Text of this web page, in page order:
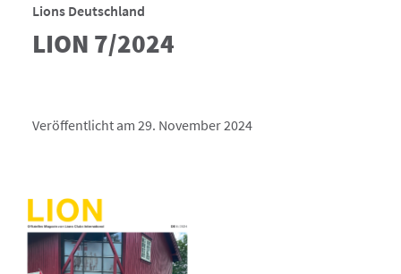
Lions Deutschland
LION 7/2024
Veröffentlicht am 29. November 2024